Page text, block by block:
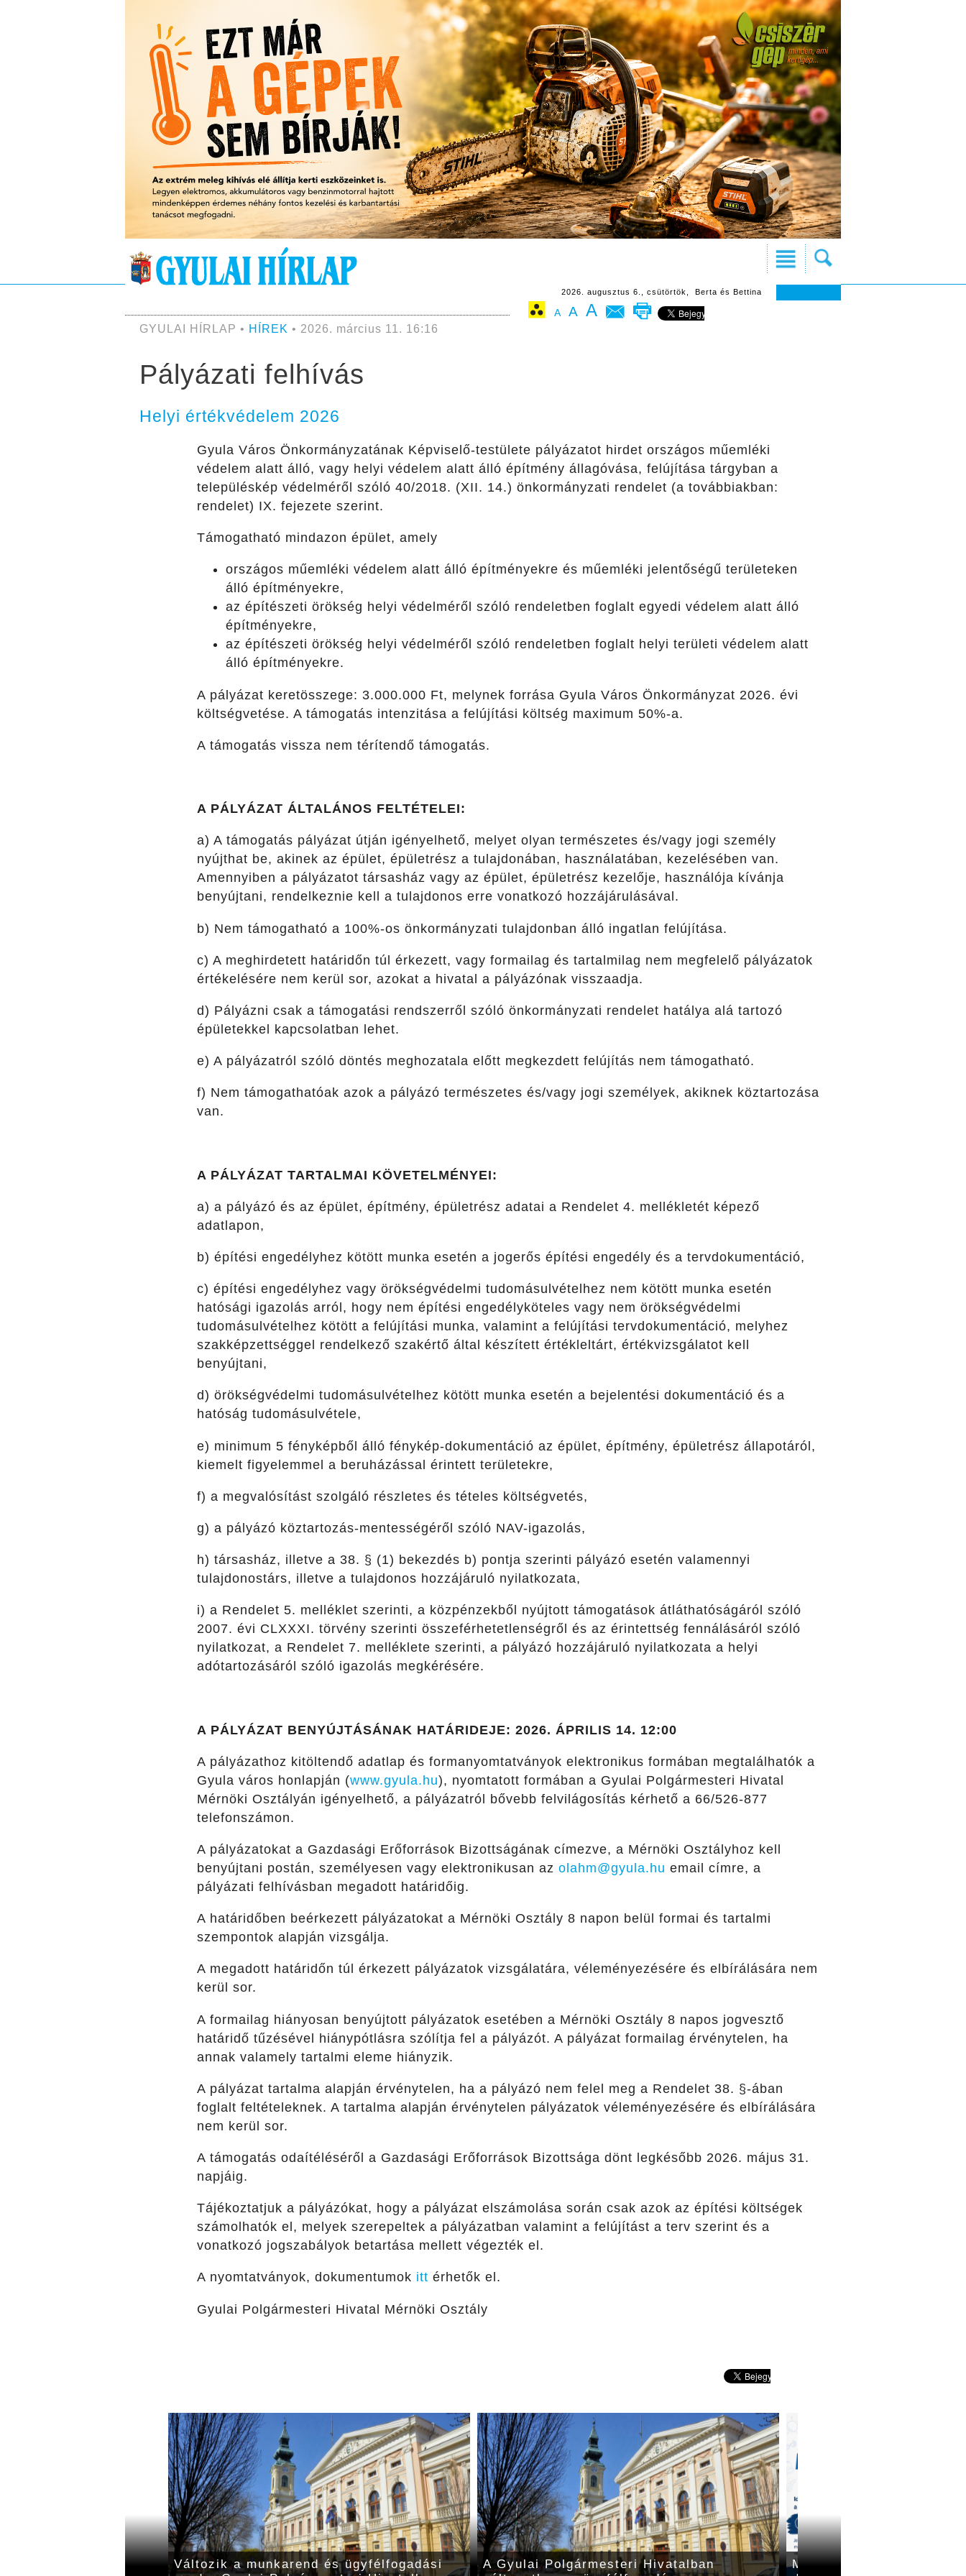
2026. augusztus 6., csütörtök, Berta és Bettina
A A A
GYULAI HÍRLAP • HÍREK • 2026. március 11. 16:16
Pályázati felhívás
Helyi értékvédelem 2026
Gyula Város Önkormányzatának Képviselő-testülete pályázatot hirdet országos műemléki
védelem alatt álló, vagy helyi védelem alatt álló építmény állagóvása, felújítása tárgyban a
településkép védelméről szóló 40/2018. (XII. 14.) önkormányzati rendelet (a továbbiakban:
rendelet) IX. fejezete szerint.
Támogatható mindazon épület, amely
országos műemléki védelem alatt álló építményekre és műemléki jelentőségű területeken
álló építményekre,
az építészeti örökség helyi védelméről szóló rendeletben foglalt egyedi védelem alatt álló
építményekre,
az építészeti örökség helyi védelméről szóló rendeletben foglalt helyi területi védelem alatt
álló építményekre.
A pályázat keretösszege: 3.000.000 Ft, melynek forrása Gyula Város Önkormányzat 2026. évi
költségvetése. A támogatás intenzitása a felújítási költség maximum 50%-a.
A támogatás vissza nem térítendő támogatás.
A PÁLYÁZAT ÁLTALÁNOS FELTÉTELEI:
a) A támogatás pályázat útján igényelhető, melyet olyan természetes és/vagy jogi személy
nyújthat be, akinek az épület, épületrész a tulajdonában, használatában, kezelésében van.
Amennyiben a pályázatot társasház vagy az épület, épületrész kezelője, használója kívánja
benyújtani, rendelkeznie kell a tulajdonos erre vonatkozó hozzájárulásával.
b) Nem támogatható a 100%-os önkormányzati tulajdonban álló ingatlan felújítása.
c) A meghirdetett határidőn túl érkezett, vagy formailag és tartalmilag nem megfelelő pályázatok
értékelésére nem kerül sor, azokat a hivatal a pályázónak visszaadja.
d) Pályázni csak a támogatási rendszerről szóló önkormányzati rendelet hatálya alá tartozó
épületekkel kapcsolatban lehet.
e) A pályázatról szóló döntés meghozatala előtt megkezdett felújítás nem támogatható.
f) Nem támogathatóak azok a pályázó természetes és/vagy jogi személyek, akiknek köztartozása
van.
A PÁLYÁZAT TARTALMAI KÖVETELMÉNYEI:
a) a pályázó és az épület, építmény, épületrész adatai a Rendelet 4. mellékletét képező
adatlapon,
b) építési engedélyhez kötött munka esetén a jogerős építési engedély és a tervdokumentáció,
c) építési engedélyhez vagy örökségvédelmi tudomásulvételhez nem kötött munka esetén
hatósági igazolás arról, hogy nem építési engedélyköteles vagy nem örökségvédelmi
tudomásulvételhez kötött a felújítási munka, valamint a felújítási tervdokumentáció, melyhez
szakképzettséggel rendelkező szakértő által készített értékleltárt, értékvizsgálatot kell
benyújtani,
d) örökségvédelmi tudomásulvételhez kötött munka esetén a bejelentési dokumentáció és a
hatóság tudomásulvétele,
e) minimum 5 fényképből álló fénykép-dokumentáció az épület, építmény, épületrész állapotáról,
kiemelt figyelemmel a beruházással érintett területekre,
f) a megvalósítást szolgáló részletes és tételes költségvetés,
g) a pályázó köztartozás-mentességéről szóló NAV-igazolás,
h) társasház, illetve a 38. § (1) bekezdés b) pontja szerinti pályázó esetén valamennyi
tulajdonostárs, illetve a tulajdonos hozzájáruló nyilatkozata,
i) a Rendelet 5. melléklet szerinti, a közpénzekből nyújtott támogatások átláthatóságáról szóló
2007. évi CLXXXI. törvény szerinti összeférhetetlenségről és az érintettség fennálásáról szóló
nyilatkozat, a Rendelet 7. melléklete szerinti, a pályázó hozzájáruló nyilatkozata a helyi
adótartozásáról szóló igazolás megkérésére.
A PÁLYÁZAT BENYÚJTÁSÁNAK HATÁRIDEJE: 2026. ÁPRILIS 14. 12:00
A pályázathoz kitöltendő adatlap és formanyomtatványok elektronikus formában megtalálhatók a
Gyula város honlapján (www.gyula.hu), nyomtatott formában a Gyulai Polgármesteri Hivatal
Mérnöki Osztályán igényelhető, a pályázatról bővebb felvilágosítás kérhető a 66/526-877
telefonszámon.
A pályázatokat a Gazdasági Erőforrások Bizottságának címezve, a Mérnöki Osztályhoz kell
benyújtani postán, személyesen vagy elektronikusan az olahm@gyula.hu email címre, a
pályázati felhívásban megadott határidőig.
A határidőben beérkezett pályázatokat a Mérnöki Osztály 8 napon belül formai és tartalmi
szempontok alapján vizsgálja.
A megadott határidőn túl érkezett pályázatok vizsgálatára, véleményezésére és elbírálására nem
kerül sor.
A formailag hiányosan benyújtott pályázatok esetében a Mérnöki Osztály 8 napos jogvesztő
határidő tűzésével hiánypótlásra szólítja fel a pályázót. A pályázat formailag érvénytelen, ha
annak valamely tartalmi eleme hiányzik.
A pályázat tartalma alapján érvénytelen, ha a pályázó nem felel meg a Rendelet 38. §-ában
foglalt feltételeknek. A tartalma alapján érvénytelen pályázatok véleményezésére és elbírálására
nem kerül sor.
A támogatás odaítéléséről a Gazdasági Erőforrások Bizottsága dönt legkésőbb 2026. május 31.
napjáig.
Tájékoztatjuk a pályázókat, hogy a pályázat elszámolása során csak azok az építési költségek
számolhatók el, melyek szerepeltek a pályázatban valamint a felújítást a terv szerint és a
vonatkozó jogszabályok betartása mellett végezték el.
A nyomtatványok, dokumentumok itt érhetők el.
Gyulai Polgármesteri Hivatal Mérnöki Osztály
Hivatal decemberi
Változik a munkarend és ügyfélfogadási
A Gyulai Polgármesteri Hivatalban
Már lehet regisztrálni a